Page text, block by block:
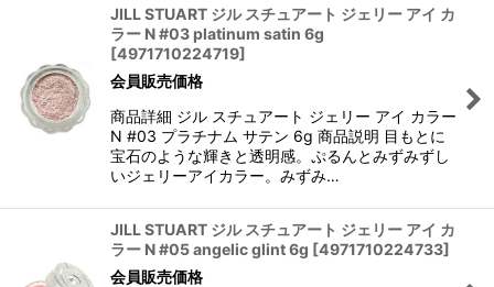
JILL STUART ジル スチュアート ジェリー アイ カ
ラー N #03 platinum satin 6g
[4971710224719]
会員販売価格
商品詳細 ジル スチュアート ジェリー アイ カラー
N #03 プラチナム サテン 6g 商品説明 目もとに
宝石のような輝きと透明感。ぷるんとみずみずし
いジェリーアイカラー。みずみ…
JILL STUART ジル スチュアート ジェリー アイ カ
ラー N #05 angelic glint 6g [4971710224733]
会員販売価格